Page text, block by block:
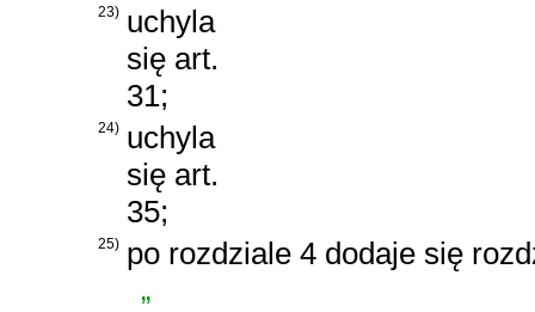
23) uchyla
się art.
31;
24) uchyla
się art.
35;
25) po rozdziale 4 dodaje się
„